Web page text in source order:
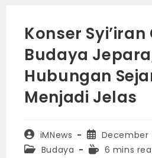
Konser
Budaya
Hubungan
Menjadi Jelas
Post
author:
iMNews
Post
published:
December
PostBudaya
Reading
6 mins